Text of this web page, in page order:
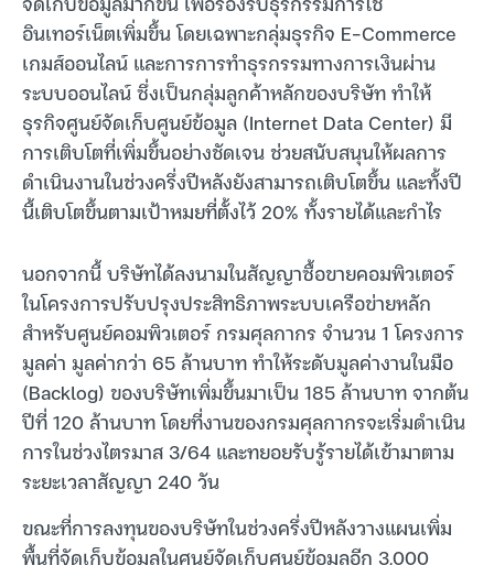
อินเทอร์เน็ตเพิ่มขึ้น โดยเฉพาะกลุ่มธุรกิจ E-Commerce
เกมส์ออนไลน์ และการการทำธุรกรรมทางการเงินผ่าน
ระบบออนไลน์ ซึ่งเป็นกลุ่มลูกค้าหลักของบริษัท ทำให้
ธุรกิจศูนย์จัดเก็บศูนย์ข้อมูล (Internet Data Center) มี
การเติบโตที่เพิ่มขึ้นอย่างชัดเจน ช่วยสนับสนุนให้ผลการ
ดำเนินงานในช่วงครึ่งปีหลังยังสามารถเติบโตขึ้น และทั้งปี
นี้เติบโตขึ้นตามเป้าหมยที่ตั้งไว้ 20% ทั้งรายได้และกำไร
นอกจากนี้ บริษัทได้ลงนามในสัญญาซื้อขายคอมพิวเตอร์
ในโครงการปรับปรุงประสิทธิภาพระบบเครือข่ายหลัก
สำหรับศูนย์คอมพิวเตอร์ กรมศุลกากร จำนวน 1 โครงการ
มูลค่า มูลค่ากว่า 65 ล้านบาท ทำให้ระดับมูลค่างานในมือ
(Backlog) ของบริษัทเพิ่มขึ้นมาเป็น 185 ล้านบาท จากต้น
ปีที่ 120 ล้านบาท โดยที่งานของกรมศุลกากรจะเริ่มดำเนิน
การในช่วงไตรมาส 3/64 และทยอยรับรู้รายได้เข้ามาตาม
ระยะเวลาสัญญา 240 วัน
ขณะที่การลงทุนของบริษัทในช่วงครึ่งปีหลังวางแผนเพิ่ม
พื้นที่จัดเก็บข้อมูลในศูนย์จัดเก็บศูนย์ข้อมูลอีก 3,000